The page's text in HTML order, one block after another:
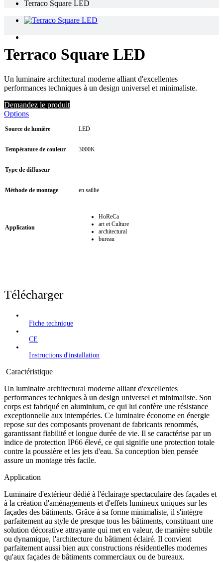
Terraco Square LED
Terraco Square LED
Un luminaire architectural moderne alliant d'excellentes
performances techniques à un design universel et minimaliste.
Demandez le produit
Options
Source de lumière LED
Température de couleur 3000K
Type de diffuseur
Méthode de montage en saillie
Application
HoReCa
art et Culture
architectural
bureau
Télécharger
Fiche technique
CE
Instructions d'installation
Caractéristique
Un luminaire architectural moderne alliant d'excellentes
performances techniques à un design universel et minimaliste. Son
corps est fabriqué en aluminium, ce qui lui confère une résistance
exceptionnelle aux intempéries. Ce luminaire économe en énergie
repose sur des composants provenant de fabricants renommés,
garantissant fiabilité et longue durée de vie. Il se caractérise par un
indice de protection IP66 élevé, ce qui signifie une protection totale
contre la poussière et les jets d'eau. Sa conception bien pensée
assure un montage très facile.
Application
Luminaire d'extérieur dédié à l'éclairage spectaculaire des façades et
à la création d'aménagements et d'effets lumineux uniques sur les
façades des bâtiments. Grâce à sa forme minimaliste, il s'intègre
parfaitement au style de presque tous les bâtiments, constituant une
solution décorative attrayante qui met en valeur, de manière subtile
ou dynamique, l'architecture du bâtiment éclairé. Il convient
parfaitement aussi bien aux constructions résidentielles modernes
qu'aux façades de bâtiments commerciaux ou de bureaux.